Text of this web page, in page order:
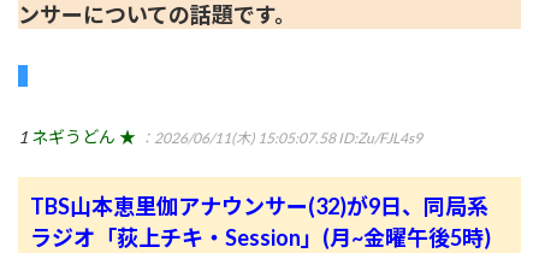
ンサーについての話題です。
1 ネギうどん ★ ：2026/06/11(木) 15:05:07.58ID:Zu/FJL4s9
TBS山本恵里伽アナウンサー(32)が9日、同局系
ラジオ「荻上チキ・Session」(月~金曜午後5時)